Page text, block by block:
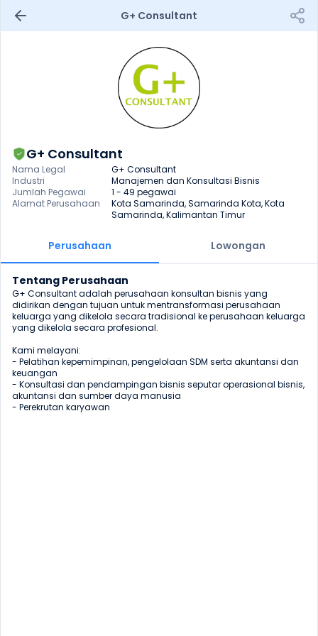
G+ Consultant
G+ Consultant
Nama Legal
G+ Consultant
Industri
Manajemen dan Konsultasi Bisnis
Jumlah Pegawai
1 - 49 pegawai
Alamat Perusahaan
Kota Samarinda, Samarinda Kota, Kota
Samarinda, Kalimantan Timur
Perusahaan Lowongan
Tentang Perusahaan
G+ Consultant adalah perusahaan konsultan bisnis yang
didirikan dengan tujuan untuk mentransformasi perusahaan
keluarga yang dikelola secara tradisional ke perusahaan keluarga
yang dikelola secara profesional.
Kami melayani:
- Pelatihan kepemimpinan, pengelolaan SDM serta akuntansi dan
keuangan
- Konsultasi dan pendampingan bisnis seputar operasional bisnis,
akuntansi dan sumber daya manusia
- Perekrutan karyawan